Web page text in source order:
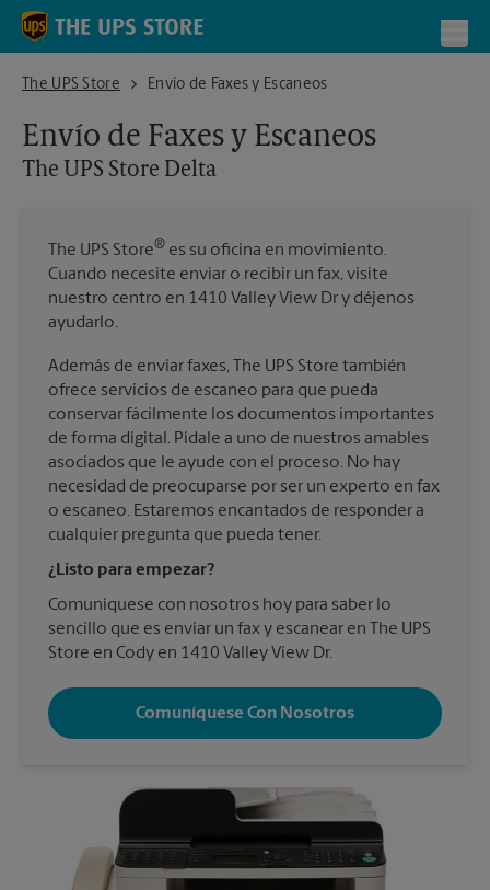
Skip to content
Return to Nav
The UPS Store
The UPS Store DeltaEnvío de Faxes y Escaneos
Envío de Faxes y Escaneos
The UPS Store Delta
The UPS Store® es su oficina en movimiento.
Cuando necesite enviar o recibir un fax, visite
nuestro centro en 1410 Valley View Dr y déjenos
ayudarlo.
Además de enviar faxes, The UPS Store también
ofrece servicios de escaneo para que pueda
conservar fácilmente los documentos importantes
de forma digital. Pídale a uno de nuestros amables
asociados que le ayude con el proceso. No hay
necesidad de preocuparse por ser un experto en fax
o escaneo. Estaremos encantados de responder a
cualquier pregunta que pueda tener.
¿Listo para empezar?
Comuníquese con nosotros hoy para saber lo
sencillo que es enviar un fax y escanear en The UPS
Store en Cody en 1410 Valley View Dr.
Comuníquese Con Nosotros